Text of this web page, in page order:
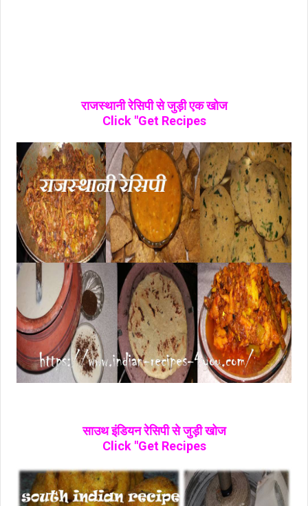
राजस्थानी रेसिपी से जुड़ी एक खोज
Click "Get Recipes
साउथ इंडियन रेसिपी से जुड़ी खोज
Click "Get Recipes